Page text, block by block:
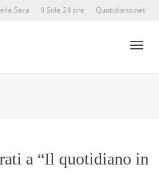
Sera Il Sole 24 ore Quotidiano.net
a “Il quotidiano in